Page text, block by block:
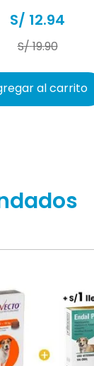
S/ 12.94
S/19.90
al carrito